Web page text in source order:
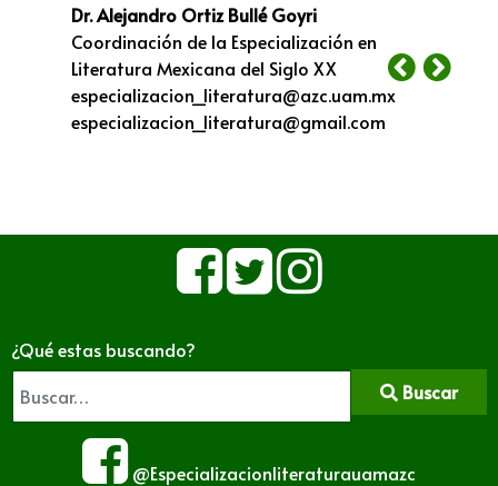
Dr. Alejandro Ortiz Bullé Goyri
Coordinación de la Especialización en
Literatura Mexicana del Siglo XX
especializacion_literatura@azc.uam.mx
especializacion_literatura@gmail.com
¿Qué estas buscando?
Buscar
@Especializacionliteraturauamazc